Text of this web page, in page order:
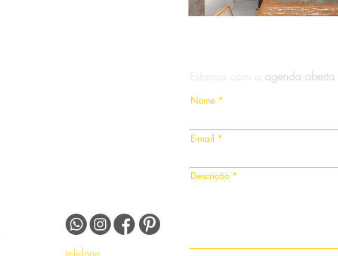
Estamos com a agenda aberta
Nome
E-mail
Descrição